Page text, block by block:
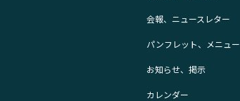
会報、ニュースレター
パンフレット、メニュー
お知らせ、掲示
カレンダー